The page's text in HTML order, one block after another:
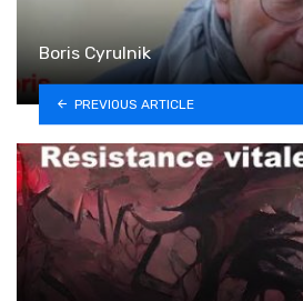
Boris Cyrulnik
PREVIOUS ARTICLE